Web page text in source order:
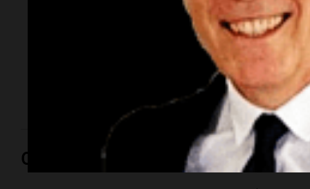
El dato representó una aceleración de 1,1 puntos
porcentuales respecto de junio, cuando el Índice de
Precios al Consumidor (IPC) había registrado una
Opinión